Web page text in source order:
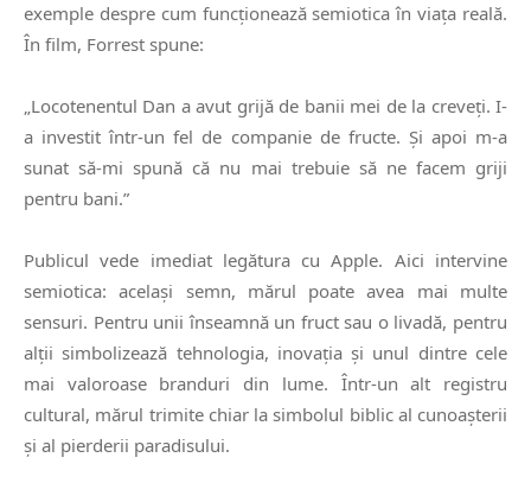
exemple despre cum funcționează semiotica în viața reală.
În film, Forrest spune:
„Locotenentul Dan a avut grijă de banii mei de la creveți. I-
a investitîntr-un fel de companie de fructe. Și apoi m-a
sunat să-mi spună că nu mai trebuie să ne facem griji
pentru bani.”
Publicul vede imediat legătura cu Apple. Aici intervine
semiotica: același semn, mărul poate avea mai multe
sensuri. Pentru unii înseamnă un fruct sau o livadă, pentru
alții simbolizează tehnologia, inovația și unul dintre cele
mai valoroase branduri din lume. Într-un alt registru
cultural, mărul trimite chiar la simbolul biblic al cunoașterii
și al pierderii paradisului.